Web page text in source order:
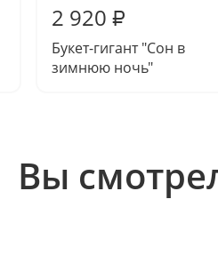
2 920 ₽
Букет-гигант "Сон в
зимнюю ночь"
Вы